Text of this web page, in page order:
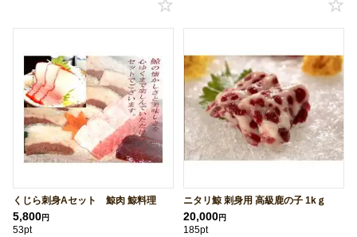
くじら刺身Aセット 鯨肉 鯨料理
5,800円
53pt
ニタリ鯨 刺身用 高級鹿の子 1kｇ
20,000円
185pt